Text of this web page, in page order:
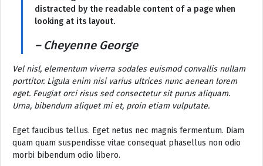
distracted by the readable content of a page when
looking at its layout.
– Cheyenne George
Vel nisl, elementum viverra sodales euismod convallis nullam
porttitor. Ligula enim nisi varius ultrices nunc aenean lorem
eget. Feugiat orci risus sed consectetur sit purus aliquam.
Urna, bibendum aliquet mi et, proin etiam vulputate.
Eget faucibus tellus. Eget netus nec magnis fermentum. Diam
quam quam suspendisse vitae consequat phasellus non odio
morbi bibendum odio libero.